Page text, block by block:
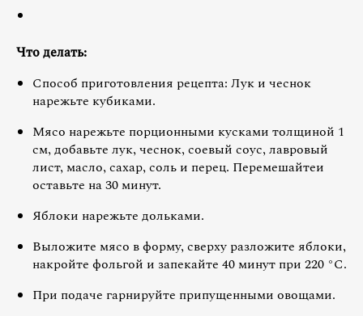
Что делать:
Способ приготовления рецепта: Лук и чеснок
нарежьте кубиками.
Мясо нарежьте порционными кусками толщиной 1
см, добавьте лук, чеснок, соевый соус, лавровый
лист, масло, сахар, соль и перец. Перемешайтеи
оставьте на 30 минут.
Яблоки нарежьте дольками.
Выложите мясо в форму, сверху разложите яблоки,
накройте фольгой и запекайте 40 минут при 220 °С.
При подаче гарнируйте припущенными овощами.